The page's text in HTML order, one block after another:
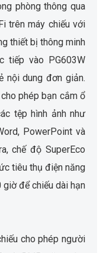
phòng thông qua
trên máy chiếu với
thiết bị thông minh
tiếp vào PG603W
nội dung đơn giản.
phép bạn cắm ổ
tệp hình ảnh như
PowerPoint và
chế độ SuperEco
tiêu thụ điện năng
để chiếu dài hạn
cho phép người